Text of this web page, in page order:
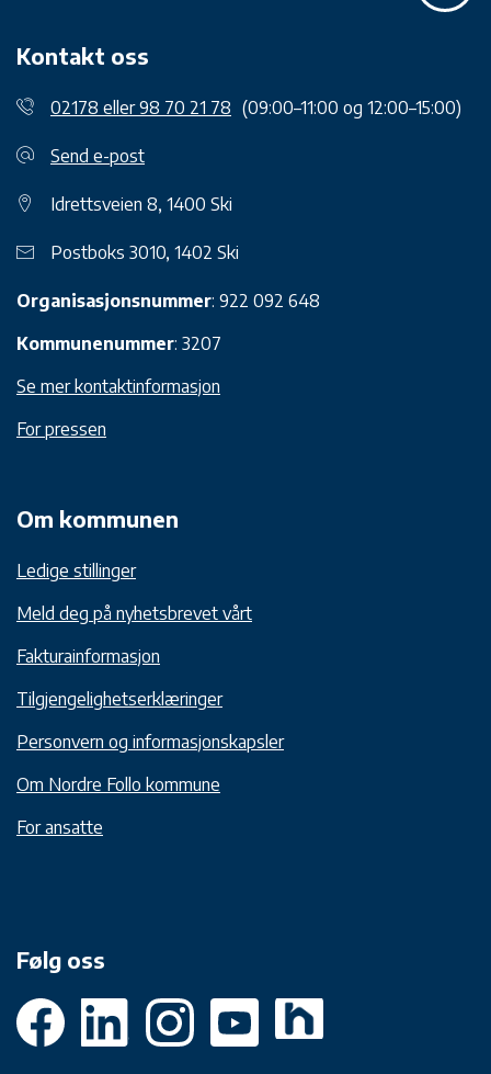
Kontakt oss
02178 eller 98 70 21 78 (09:00–11:00 og 12:00–15:00)
Send e-post
Idrettsveien 8, 1400 Ski
Postboks 3010, 1402 Ski
Organisasjonsnummer: 922 092 648
Kommunenummer: 3207
Se mer kontaktinformasjon
For pressen
Om kommunen
Ledige stillinger
Meld deg på nyhetsbrevet vårt
Fakturainformasjon
Tilgjengelighetserklæringer
Personvern og informasjonskapsler
Om Nordre Follo kommune
For ansatte
Følg oss